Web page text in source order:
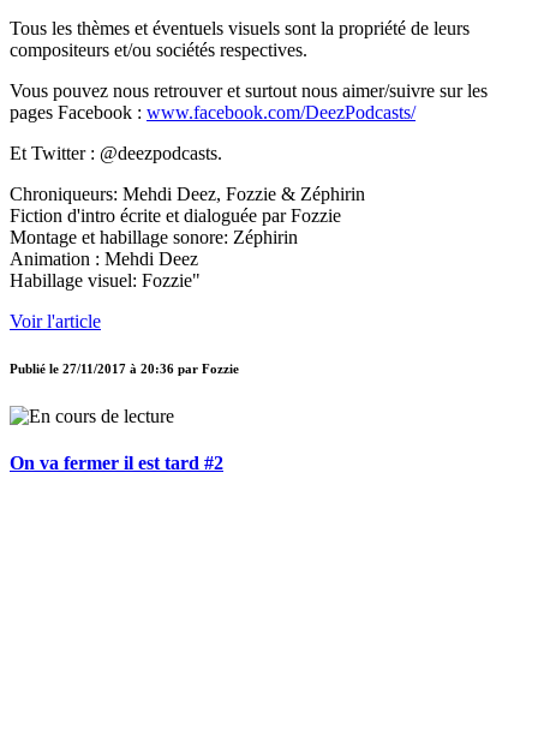
Tous les thèmes et éventuels visuels sont la propriété de leurs
compositeurs et/ou sociétés respectives.
Vous pouvez nous retrouver et surtout nous aimer/suivre sur les
pages Facebook : www.facebook.com/DeezPodcasts/
Et Twitter : @deezpodcasts.
Chroniqueurs: Mehdi Deez, Fozzie & Zéphirin
Fiction d'intro écrite et dialoguée par Fozzie
Montage et habillage sonore: Zéphirin
Animation : Mehdi Deez
Habillage visuel: Fozzie"
Voir l'article
Publié le 27/11/2017 à 20:36 par Fozzie
On va fermer il est tard #2